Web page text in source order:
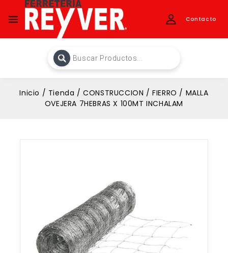
Contacto
Inicio / Tienda / CONSTRUCCION / FIERRO / MALLA
OVEJERA 7HEBRAS X 100MT INCHALAM